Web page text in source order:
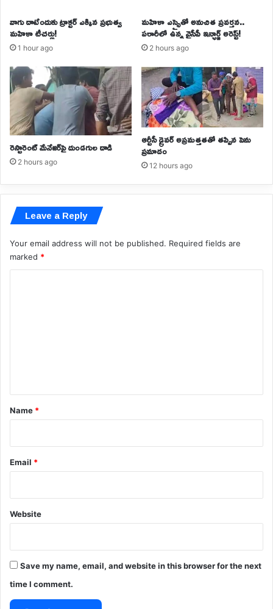
వాగు దాటేందుకు ట్రాక్టర్ ఎక్కిన ప్రభుత్వ
మహిళా టీచర్లు!
1 hour ago
మహిళా ఎస్సైతో అనుచిత ప్రవర్తన..
పరారీలో ఉన్న వైసీపీ ఇన్ఛార్జ్‌ అరెస్ట్!
2 hours ago
రెస్టారెంట్ మేనేజర్‌పై దుండగుల దాడి
2 hours ago
ఆర్టీసీ డ్రైవర్ అప్రమత్తతతో తప్పిన పెను
ప్రమాదం
12 hours ago
Leave a Reply
Your email address will not be published. Required fields are
marked *
*
Name *
Email *
Website
Save my name, email, and website in this browser for the next
time I comment.